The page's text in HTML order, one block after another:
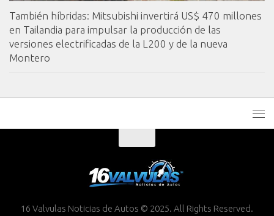
También híbridas: Mitsubishi invertirá US$ 470 millones
en Tailandia para impulsar la producción de las
versiones electrificadas de la L200 y de la nueva
Montero
16 Valvulas Noticias de Autos © 2025. All Rights Reserved.